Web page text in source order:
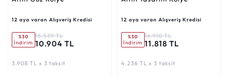
12 aya varan Alışveriş Kredisi
%30
İndirim
15.539 TL
10.904 TL
3.908 TL x 3 taksit
12 aya varan Alışveriş Kredisi
%30
İndirim
16.910 TL
11.818 TL
4.236 TL x 3 taksit